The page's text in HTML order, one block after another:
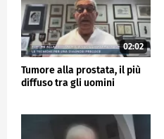
02:02
Tumore alla prostata, il più
diffuso tra gli uomini